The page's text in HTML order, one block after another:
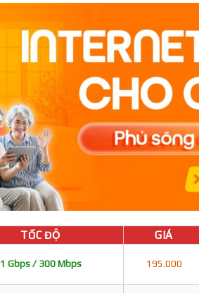
TỐC ĐỘ GIÁ
1 Gbps / 300 Mbps 195.000